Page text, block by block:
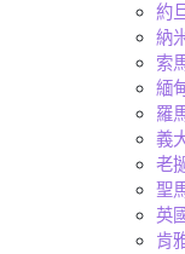
約
納
索
緬
羅
義
老
聖
英
肯